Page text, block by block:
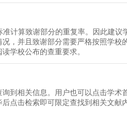
计算致谢部分的重复率。因此建议
，并且致谢部分需要严格按照学校
学校公布的查重要求。
到相关信息。用户也可以点击学术
点击检索即可限定查找到相关文献